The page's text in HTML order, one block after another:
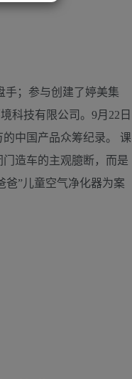
手；参与创建了婷美集
科技有限公司。9月22日
的中国产品众筹纪录。 课
造车的主观臆断，而是
爸”儿童空气净化器为案